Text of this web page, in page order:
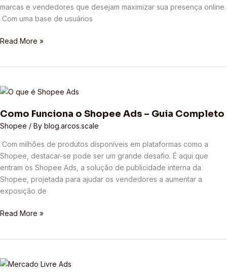
marcas e vendedores que desejam maximizar sua presença online.
Com uma base de usuários
Read More »
Como Funciona o Shopee Ads – Guia Completo
Shopee / By blog.arcos.scale
Com milhões de produtos disponíveis em plataformas como a
Shopee, destacar-se pode ser um grande desafio. É aqui que
entram os Shopee Ads, a solução de publicidade interna da
Shopee, projetada para ajudar os vendedores a aumentar a
exposição de
Como
o
Shopee
–
Guia
Completo
Read More »
Mercado